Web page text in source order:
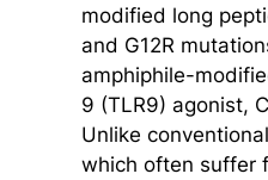
modified long
and G12R
amphiphile-
9 (TLR9) agonist,
Unlike
which often suffer